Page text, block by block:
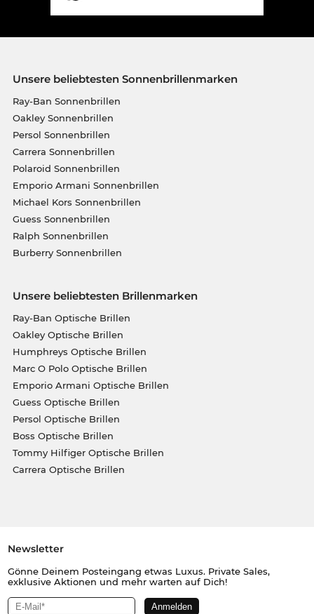
Unsere beliebtesten Sonnenbrillenmarken
Ray-Ban Sonnenbrillen
Oakley Sonnenbrillen
Persol Sonnenbrillen
Carrera Sonnenbrillen
Polaroid Sonnenbrillen
Emporio Armani Sonnenbrillen
Michael Kors Sonnenbrillen
Guess Sonnenbrillen
Ralph Sonnenbrillen
Burberry Sonnenbrillen
Unsere beliebtesten Brillenmarken
Ray-Ban Optische Brillen
Oakley Optische Brillen
Humphreys Optische Brillen
Marc O Polo Optische Brillen
Emporio Armani Optische Brillen
Guess Optische Brillen
Persol Optische Brillen
Boss Optische Brillen
Tommy Hilfiger Optische Brillen
Carrera Optische Brillen
Newsletter
Gönne Deinem Posteingang etwas Luxus. Private Sales,
exklusive Aktionen und mehr warten auf Dich!